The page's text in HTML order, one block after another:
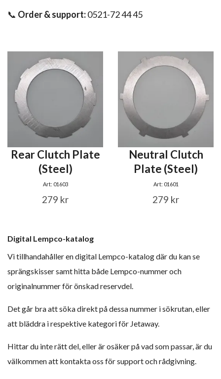
📞 Order & support:0521-72 44 45
Rear Clutch Plate
(Steel)
Art: 01603
279 kr
Neutral Clutch
Plate (Steel)
Art: 01601
279 kr
Digital Lempco-katalog
Vi tillhandahåller en digital Lempco-katalog där du kan se
sprängskisser samt hitta både Lempco-nummer och
originalnummer för önskad reservdel.
Det går bra att söka direkt på dessa nummer i sökrutan, eller
att bläddra i respektive kategori för Jetaway.
Hittar du inte rätt del, eller är osäker på vad som passar, är du
välkommen att kontakta oss för support och rådgivning.